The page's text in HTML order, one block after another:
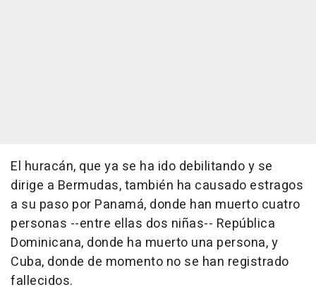
El huracán, que ya se ha ido debilitando y se
dirige a Bermudas, también ha causado estragos
a su paso por Panamá, donde han muerto cuatro
personas --entre ellas dos niñas-- República
Dominicana, donde ha muerto una persona, y
Cuba, donde de momento no se han registrado
fallecidos.